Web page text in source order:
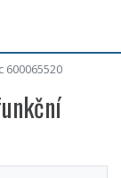
600065520